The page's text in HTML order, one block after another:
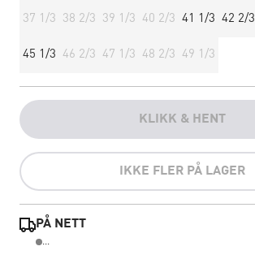
37 1/3 38 2/3 39 1/3 40 2/3 41 1/3 42 2/3
45 1/3 46 2/3 47 1/3 48 2/3 49 1/3
KLIKK & HENT
IKKE FLER PÅ LAGER
PÅ NETT
...